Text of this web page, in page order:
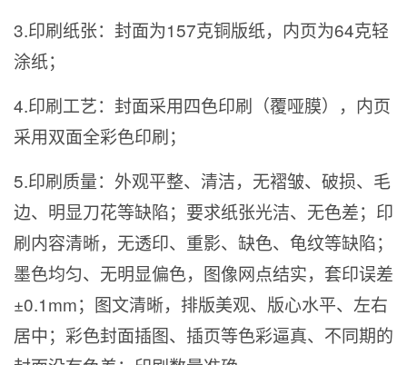
3.印刷纸张：封面为157克铜版纸，内页为64克轻
涂纸；
4.印刷工艺：封面采用四色印刷（覆哑膜），内页
采用双面全彩色印刷；
5.印刷质量：外观平整、清洁，无褶皱、破损、毛
边、明显刀花等缺陷；要求纸张光洁、无色差；印
刷内容清晰，无透印、重影、缺色、龟纹等缺陷；
墨色均匀、无明显偏色，图像网点结实，套印误差
±0.1mm；图文清晰，排版美观、版心水平、左右
居中；彩色封面插图、插页等色彩逼真、不同期的